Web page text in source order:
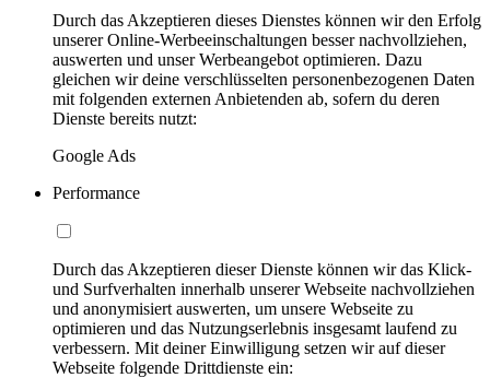
Durch das Akzeptieren dieses Dienstes können wir den Erfolg
unserer Online-Werbeeinschaltungen besser nachvollziehen,
auswerten und unser Werbeangebot optimieren. Dazu
gleichen wir deine verschlüsselten personenbezogenen Daten
mit folgenden externen Anbietenden ab, sofern du deren
Dienste bereits nutzt:
Google Ads
Performance
Durch das Akzeptieren dieser Dienste können wir das Klick-
und Surfverhalten innerhalb unserer Webseite nachvollziehen
und anonymisiert auswerten, um unsere Webseite zu
optimieren und das Nutzungserlebnis insgesamt laufend zu
verbessern. Mit deiner Einwilligung setzen wir auf dieser
Webseite folgende Drittdienste ein: